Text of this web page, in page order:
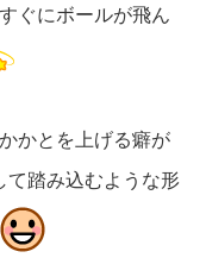
ぐにボールが飛ん
かとを上げる癖が
て踏み込むような形